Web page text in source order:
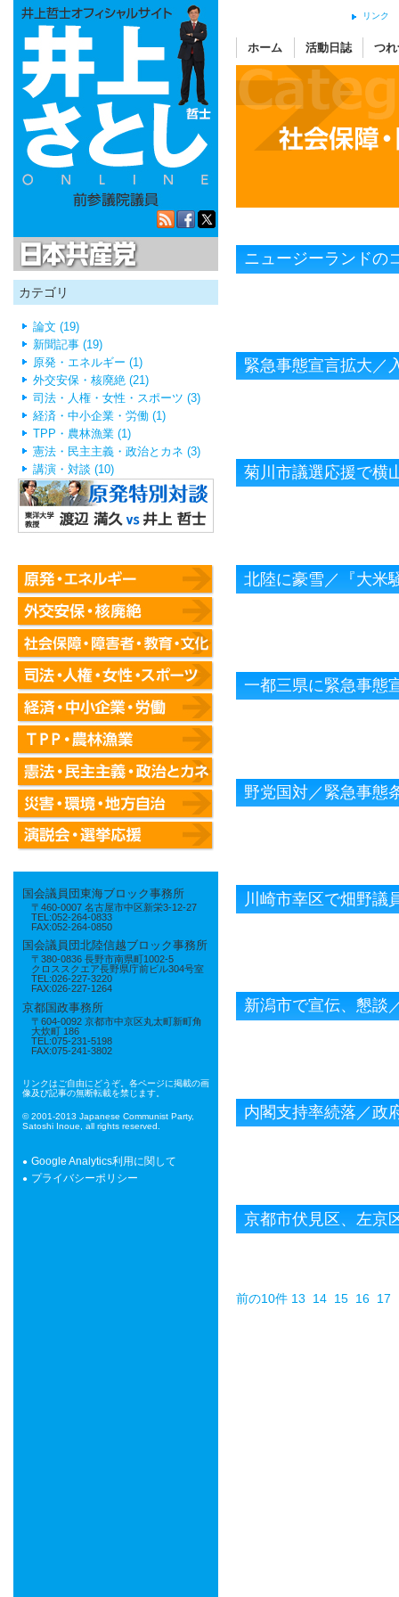
カテゴリ
論文 (19)
新聞記事 (19)
原発・エネルギー (1)
外交安保・核廃絶 (21)
司法・人権・女性・スポーツ (3)
経済・中小企業・労働 (1)
TPP・農林漁業 (1)
憲法・民主主義・政治とカネ (3)
講演・対談 (10)
国会議員団東海ブロック事務所
〒460-0007 名古屋市中区新栄3-12-27
TEL:052-264-0833
FAX:052-264-0850
国会議員団北陸信越ブロック事務所
〒380-0836 長野市南県町1002-5
クロススクエア長野県庁前ビル304号室
TEL:026-227-3220
FAX:026-227-1264
京都国政事務所
〒604-0092 京都市中京区丸太町新町角
大炊町 186
TEL:075-231-5198
FAX:075-241-3802
リンクはご自由にどうぞ。各ページに掲載の画
像及び記事の無断転載を禁じます。
© 2001-2013 Japanese Communist Party,
Satoshi Inoue, all rights reserved.
Google Analytics利用に関して
プライバシーポリシー
リンク
ホーム 活動日誌 つ
ニュージーランドの
緊急事態宣言拡大／
菊川市議選応援で横
北陸に豪雪／『大米
一都三県に緊急事態
野党国対／緊急事態
川崎市幸区で畑野議
新潟市で宣伝、懇談
内閣支持率続落／政
京都市伏見区、左京
前の10件 13 14 15 16 17